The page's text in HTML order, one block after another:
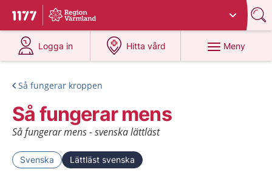
Till startsidan för 1177
Du har valt region
Logga in
på 1177.se
Hitta vård
på 1177.se
Meny
Så fungerar kroppen
Så fungerar mens
Så fungerar mens - svenska lättläst
Svenska Lättläst svenska